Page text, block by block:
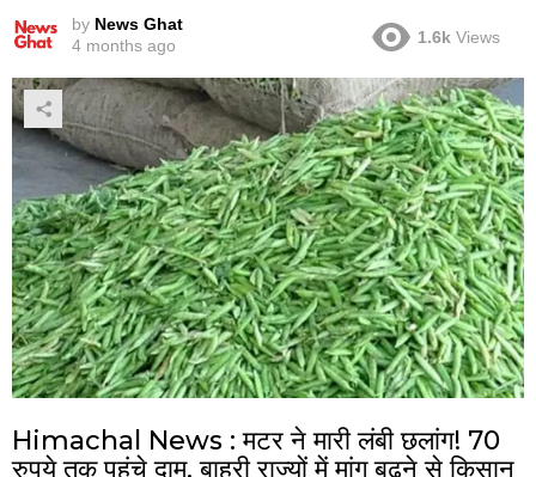
by News Ghat
4 months ago
1.6k Views
Himachal News : मटर ने मारी लंबी छलांग! 70
रुपये तक पहुंचे दाम, बाहरी राज्यों में मांग बढ़ने से किसान